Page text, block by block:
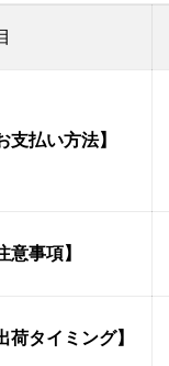
支払い方法】
意事項】
荷タイミング】